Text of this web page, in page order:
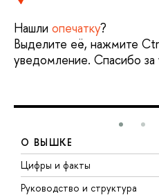
Нашли опечатку?
Выделите её, нажмите
уведомление. Спасибо за
О ВЫШКЕ
Цифры и факты
Руководство и структура